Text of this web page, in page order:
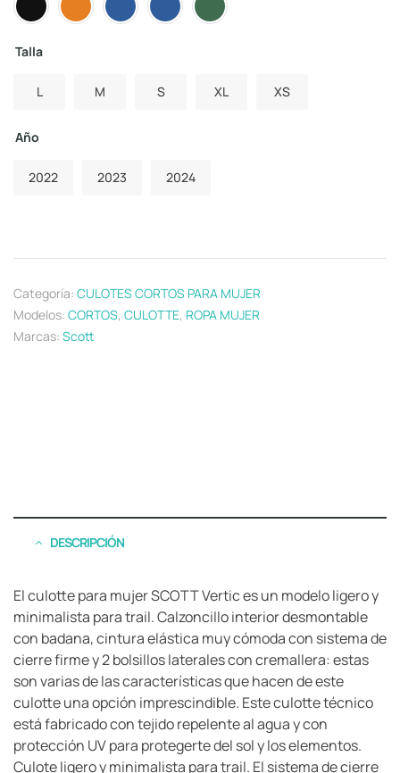
Talla
L M S XL XS
Año
2022 2023 2024
Categoría: CULOTES CORTOS PARA MUJER
Modelos: CORTOS, CULOTTE, ROPA MUJER
Marcas: Scott
DESCRIPCIÓN
El culotte para mujer SCOTT Vertic es un modelo ligero y
minimalista para trail. Calzoncillo interior desmontable
con badana, cintura elástica muy cómoda con sistema de
cierre firme y 2 bolsillos laterales con cremallera: estas
son varias de las características que hacen de este
culotte una opción imprescindible. Este culotte técnico
está fabricado con tejido repelente al agua y con
protección UV para protegerte del sol y los elementos.
Culote ligero y minimalista para trail. El sistema de cierre